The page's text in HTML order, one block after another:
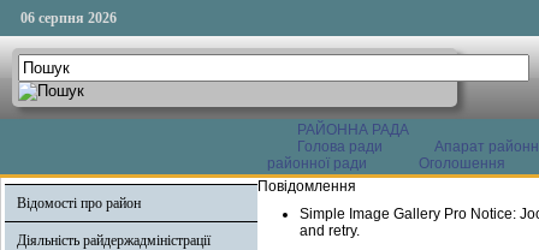
06 серпня 2026
РАЙОННА РАДА
Голова ради
Апарат
районної ради
Оголошення
Відомості про район
Діяльність райдержадміністрації
Повідомлення
Simple Image Gallery Pro Notice:
and retry.